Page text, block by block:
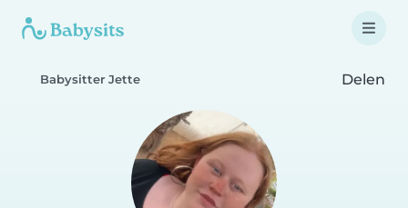
Babysitter Jette Delen